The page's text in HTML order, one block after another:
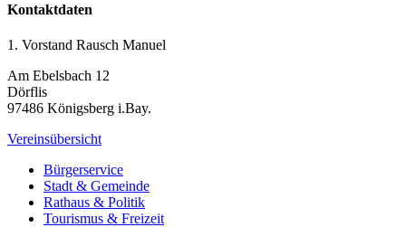
Kontaktdaten
1. Vorstand Rausch Manuel
Am Ebelsbach 12
Dörflis
97486 Königsberg i.Bay.
Vereinsübersicht
Bürgerservice
Stadt & Gemeinde
Rathaus & Politik
Tourismus & Freizeit